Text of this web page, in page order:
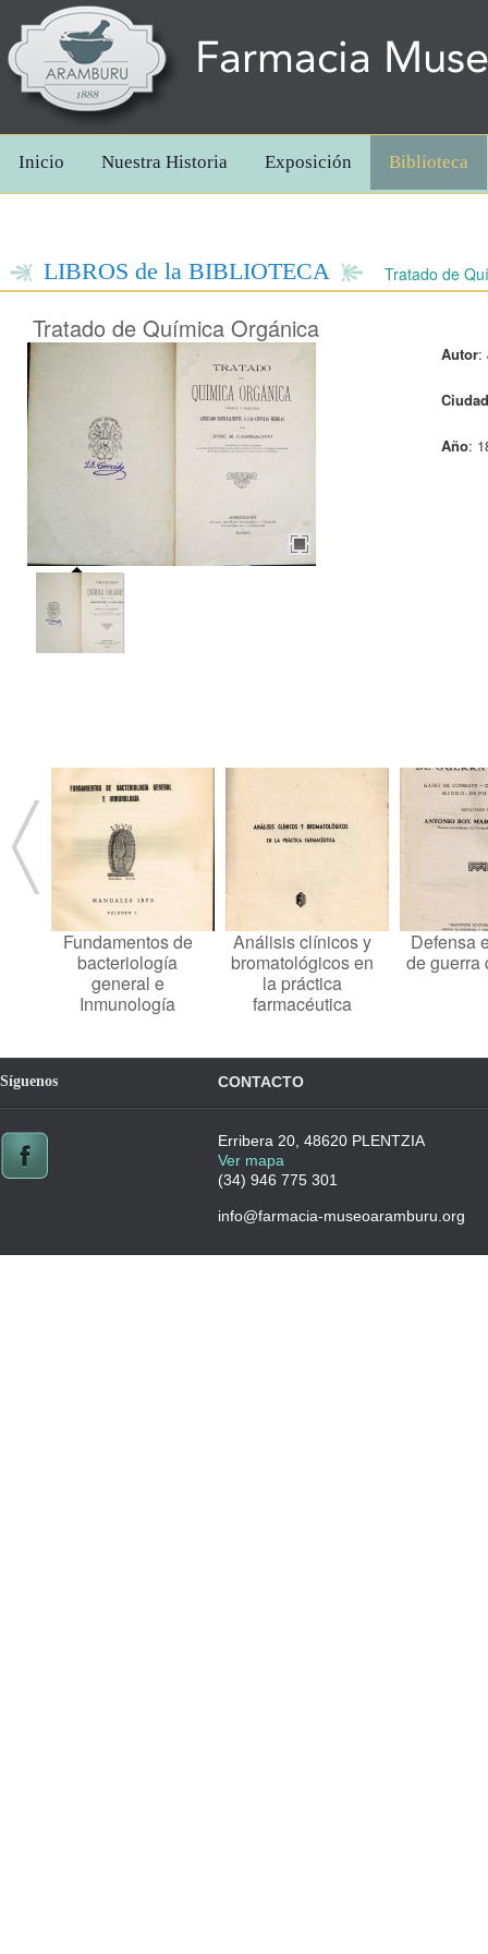
Farmacia
Inicio Nuestra Historia Exposición Biblioteca
LIBROS de la BIBLIOTECA Tratado de
Tratado de Química Orgánica
Autor:
Ciudad
Año:
Fundamentos de
bacteriología
general e
Inmunología
Análisis clínicos y
bromatológicos en
la práctica
farmacéutica
Defensa
de guerra
Síguenos CONTACTO
Erribera 20, 48620 PLENTZIA
Ver mapa
(34) 946 775 301
info@farmacia-museoaramburu.org